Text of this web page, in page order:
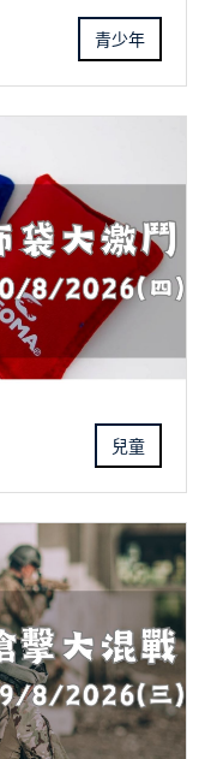
青少年
兒童